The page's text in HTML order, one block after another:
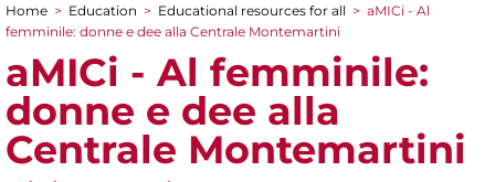
You are here
Home > Education > Educational resources for all > aMICi - Al
femminile: donne e dee alla Centrale Montemartini
aMICi - Al femminile:
donne e dee alla
Centrale Montemartini